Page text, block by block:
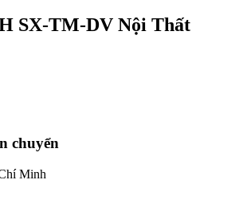
SX-TM-DV Nội Thất
chuyển
Minh